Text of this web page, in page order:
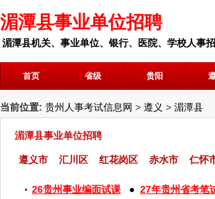
湄潭县事业单位招聘
湄潭县机关、事业单位、银行、医院、学校人事
首页 省级 贵阳
当前位置: 贵州人事考试信息网 > 遵义 > 湄潭县
湄潭县事业单位招聘
遵义市 汇川区 红花岗区 赤水市 仁怀
26贵州事业编面试课● 27年贵州省考笔